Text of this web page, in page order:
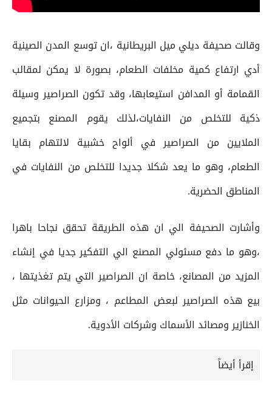
وقالت صحيفة ديلي ميل البريطانية ،ان توسع المدن الصينية
أدي ارتفاع كمية مخلفات الطعام، بصورة لا يمكن لمقالب
القمامة أو المدافن استيعابها، وقد تكون الصراصير وسيلة
ذكية للتخلص من النفايات،لذلك يقوم المصنع بتجميع
الملايين من الصراصير في ألواح خشبية لالتهام بقايا
الطعام، وهو ما يعد شكلا جديدا للتخلص من النفايات في
المناطق الحضرية.
وأشارت الصحيفة الي ان هذه الطريقة تحقق نجاحا باهرا
،وهو ما دفع مسئولي المصنع الي التفكير جديا في إنشاء
المزيد من المصانع، خاصة ان الصراصير التي يتم تغذيتها ،
بيع هذه الصراصير لبعض المطاعم ، ومزارع الحيوانات مثل
الخنازير ومصائد الأسماك وشركات الأدوية.
إقرأ أيضاً